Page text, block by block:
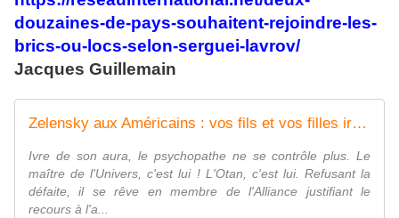
douzaines-de-pays-souhaitent-rejoindre-les-
brics-ou-locs-selon-serguei-lavrov/
Jacques Guillemain
Zelensky aux Américains : vos fils et vos filles iront mourir pour l'Ukraine
Ivre de son aura, le psychopathe ne se contrôle plus. Le
maître de l'Univers, c'est lui ! L'Otan, c'est lui. Refusant la
défaite, il se rêve en membre de l'Alliance justifiant le
recours à l'a...